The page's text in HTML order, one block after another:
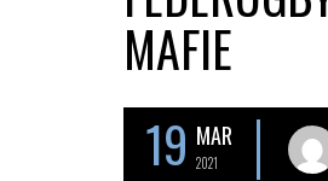
MAFIE
19 MAR
2021